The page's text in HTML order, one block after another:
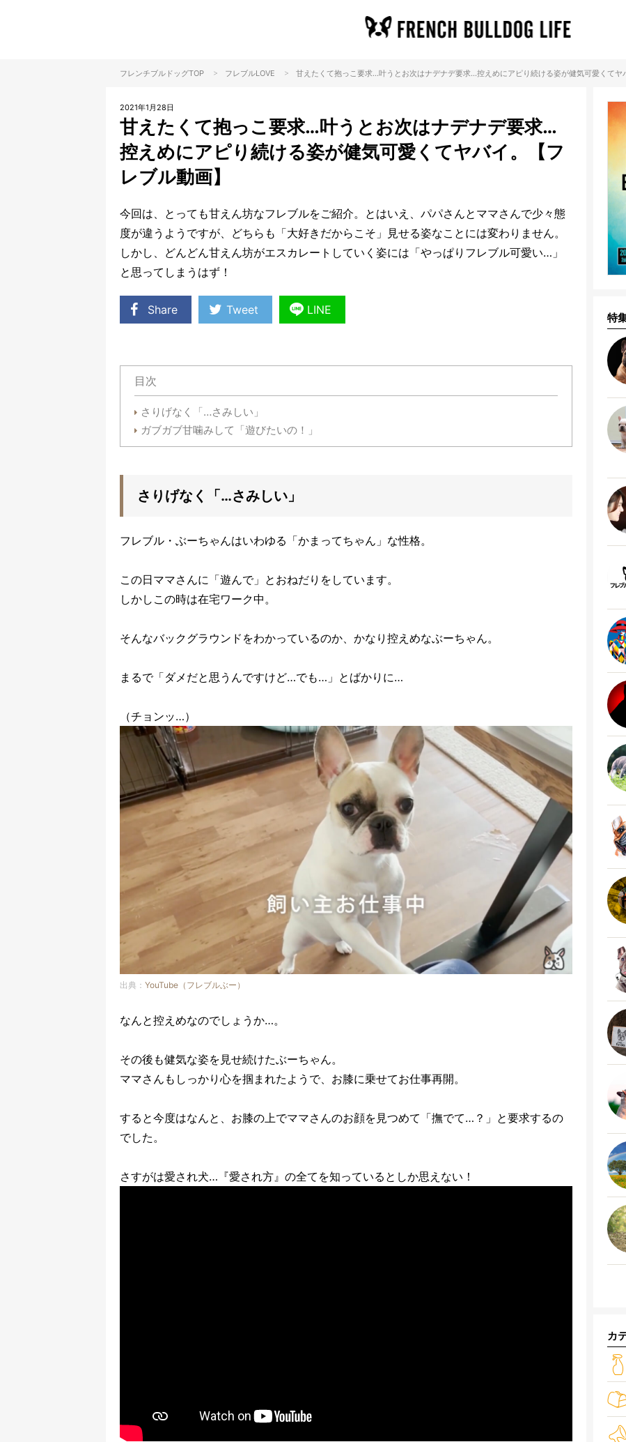
フレンチブルドッグTOP > フレブルLOVE > 甘えたくて抱っこ要求…叶うとお次はナデナデ要求…控えめにアピり続ける姿が健気可愛くてヤ
2021年1月28日
甘えたくて抱っこ要求…叶うとお次はナデナデ要求…
控えめにアピり続ける姿が健気可愛くてヤバイ。【フ
レブル動画】
今回は、とっても甘えん坊なフレブルをご紹介。とはいえ、パパさんとママさんで少々態
度が違うようですが、どちらも「大好きだからこそ」見せる姿なことには変わりません。
しかし、どんどん甘えん坊がエスカレートしていく姿には「やっぱりフレブル可愛い…」
と思ってしまうはず！
Share Tweet LINE
目次
さりげなく「…さみしい」
ガブガブ甘噛みして「遊びたいの！」
さりげなく「…さみしい」
フレブル・ぶーちゃんはいわゆる「かまってちゃん」な性格。
この日ママさんに「遊んで」とおねだりをしています。
しかしこの時は在宅ワーク中。
そんなバックグラウンドをわかっているのか、かなり控えめなぶーちゃん。
まるで「ダメだと思うんですけど…でも…」とばかりに…
（チョンッ…）
出典： YouTube（フレブルぶー）
なんと控えめなのでしょうか…。
その後も健気な姿を見せ続けたぶーちゃん。
ママさんもしっかり心を掴まれたようで、お膝に乗せてお仕事再開。
すると今度はなんと、お膝の上でママさんのお顔を見つめて「撫でて…？」と要求するの
でした。
さすがは愛され犬…『愛され方』の全てを知っているとしか思えない！
特
カ